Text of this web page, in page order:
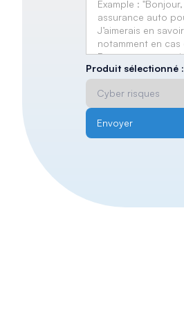
Produit sélectionné :